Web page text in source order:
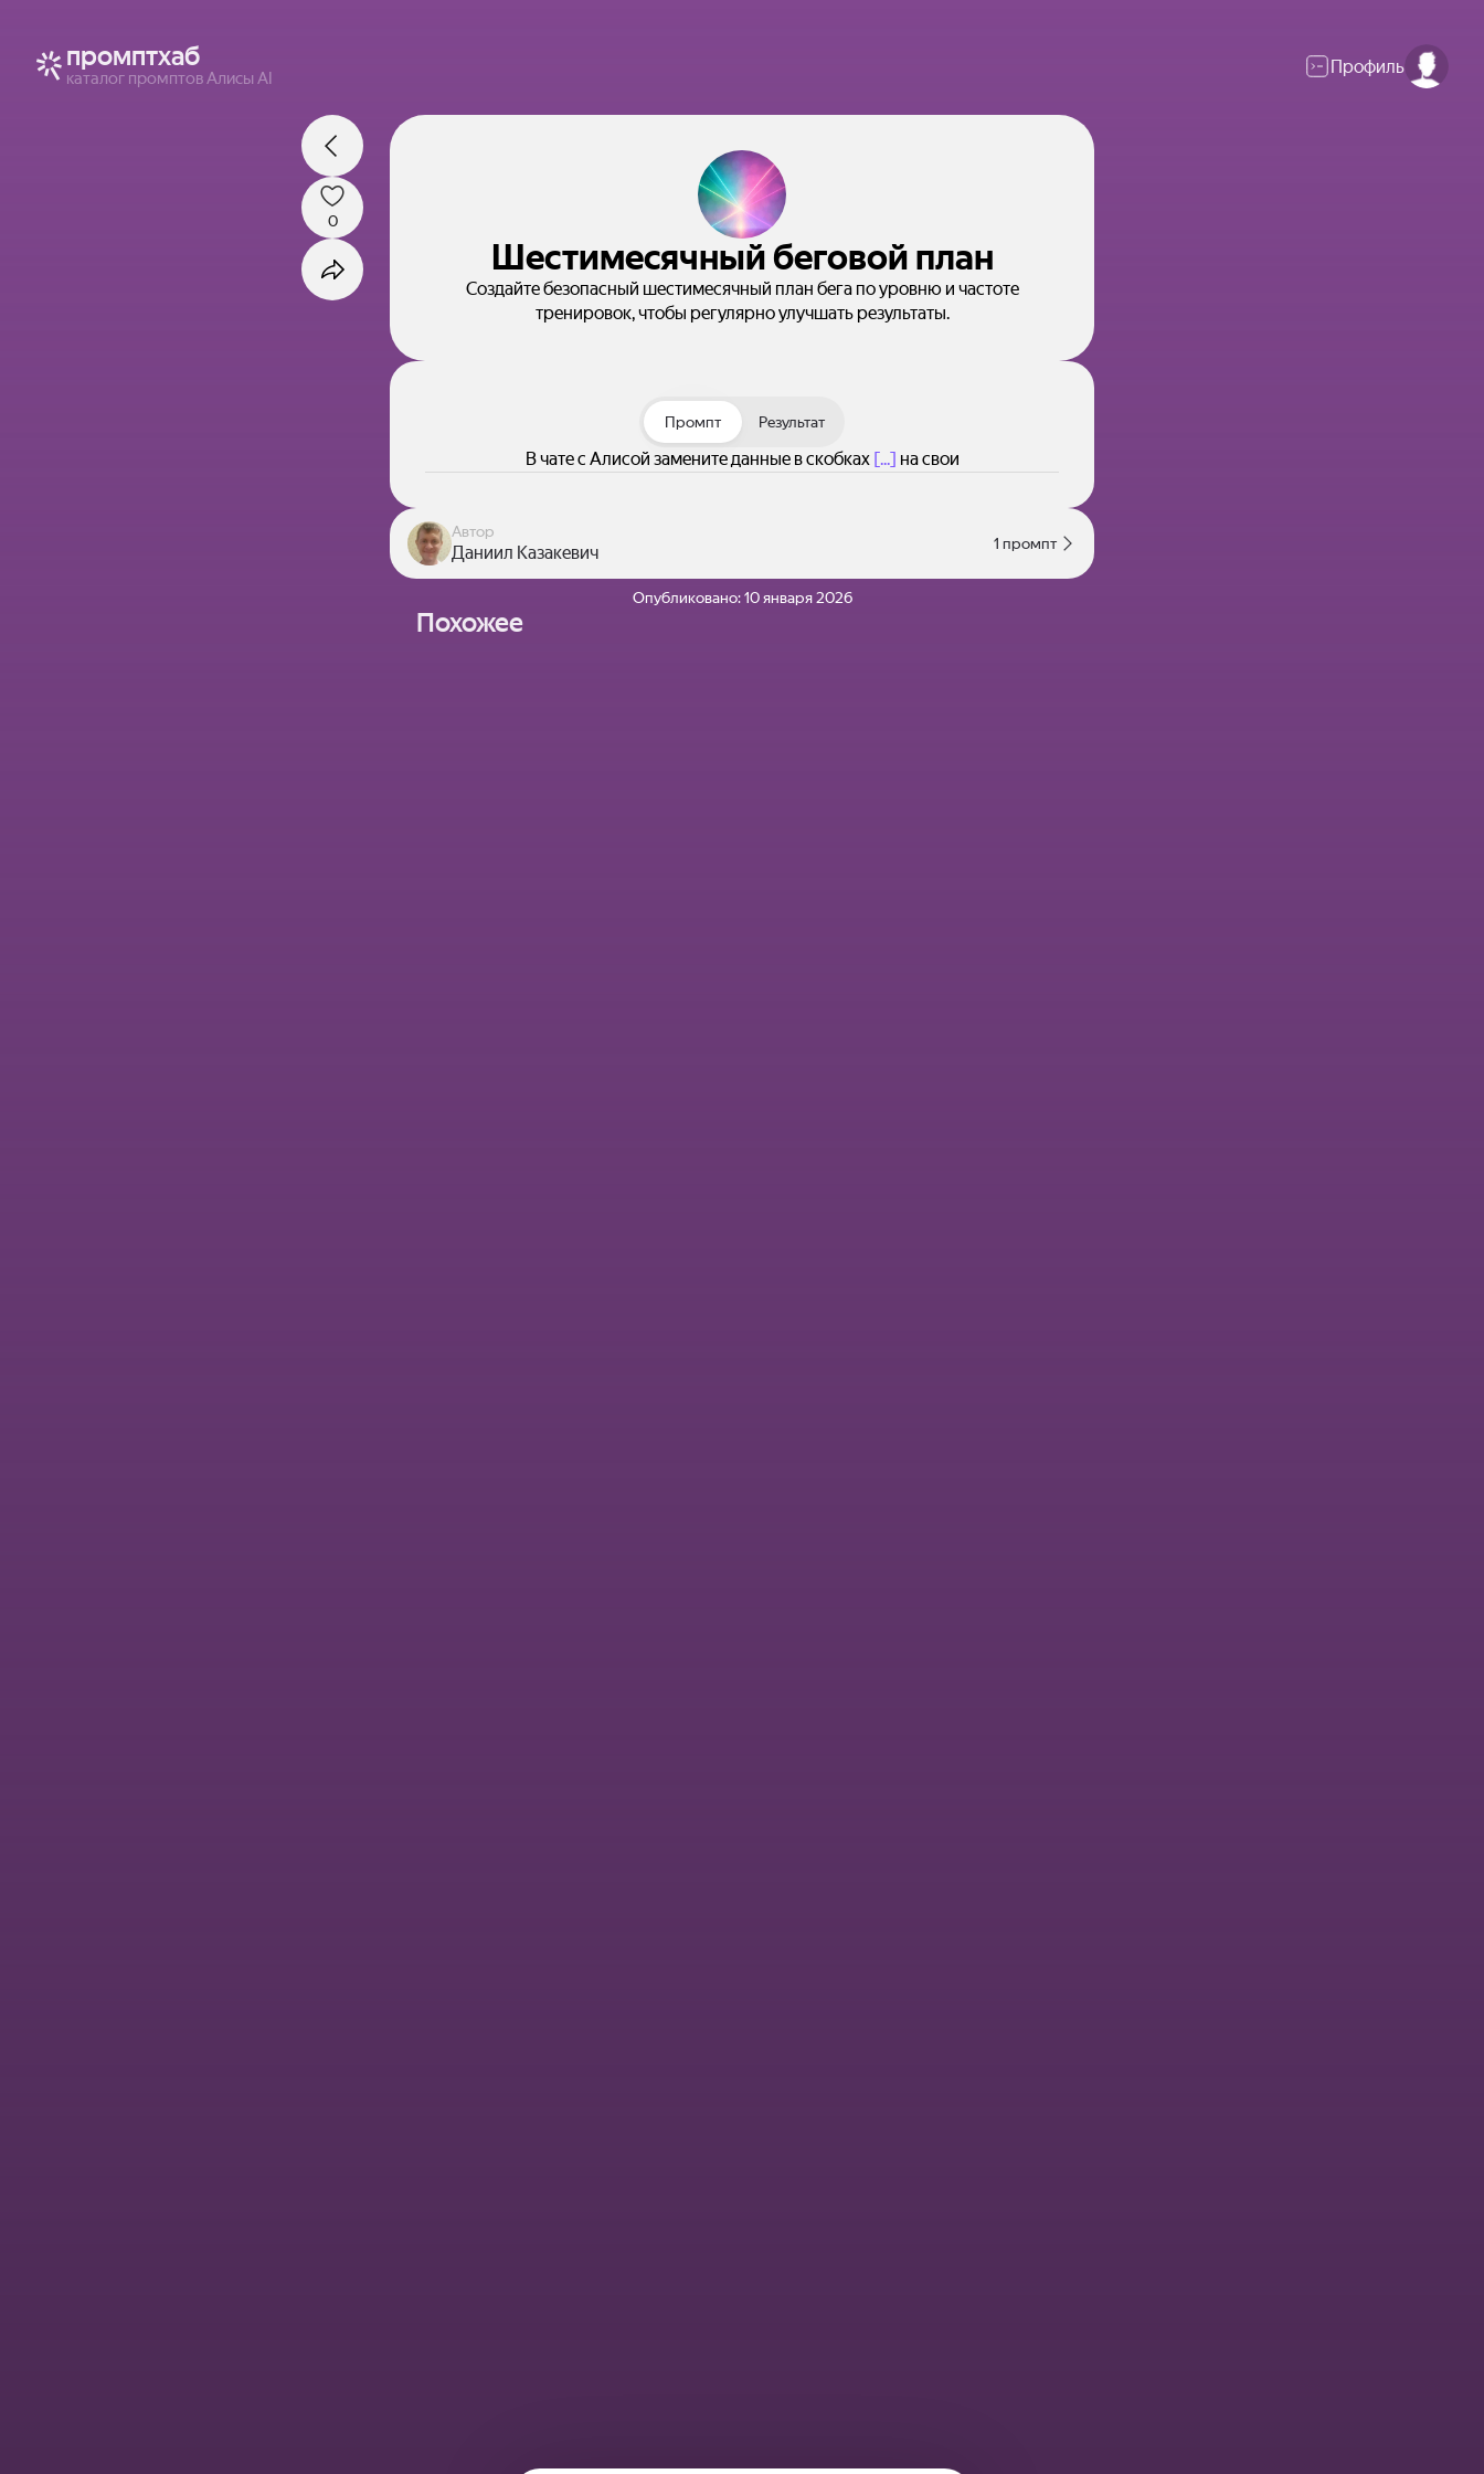
промптхаб
каталог промптов Алисы AI
Профиль
Шестимесячный беговой план
Создайте безопасный шестимесячный план бега по уровню и частоте
тренировок, чтобы регулярно улучшать результаты.
0
Промпт Результат
В чате с Алисой замените данные в скобках [...] на свои
Автор
Даниил Казакевич 1 промпт
Опубликовано:10 января 2026
Похожее